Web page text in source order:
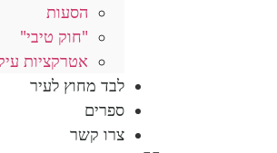
הסעות
"חוק טיבי"
אטרקציות
לבד מחוץ לעיר
ספרים
צרו קשר